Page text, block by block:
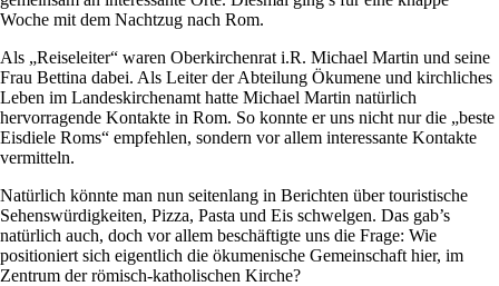
Woche mit dem Nachtzug nach Rom.
Als „Reiseleiter“ waren Oberkirchenrat i.R. Michael Martin und seine
Frau Bettina dabei. Als Leiter der Abteilung Ökumene und kirchliches
Leben im Landeskirchenamt hatte Michael Martin natürlich
hervorragende Kontakte in Rom. So konnte er uns nicht nur die „beste
Eisdiele Roms“ empfehlen, sondern vor allem interessante Kontakte
vermitteln.
Natürlich könnte man nun seitenlang in Berichten über touristische
Sehenswürdigkeiten, Pizza, Pasta und Eis schwelgen. Das gab’s
natürlich auch, doch vor allem beschäftigte uns die Frage: Wie
positioniert sich eigentlich die ökumenische Gemeinschaft hier, im
Zentrum der römisch-katholischen Kirche?